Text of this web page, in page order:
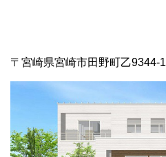
〒宮崎県宮崎市田野町乙9344-1